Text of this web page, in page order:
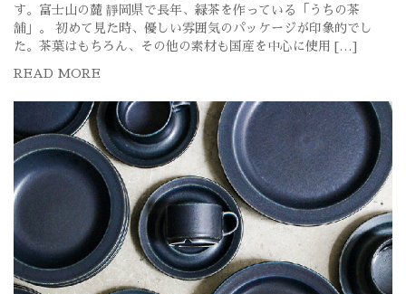
す。富士山の麓 靜岡県で長年、緑茶を作っている「うちの茶
舗」。 初めて見た時、優しい雰囲気のパッケージが印象的でし
た。茶葉はもちろん、その他の素材も国産を中心に使用 […]
READ MORE